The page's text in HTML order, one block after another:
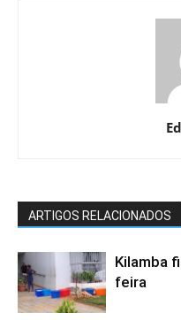
ARTIGOS RELACIONADOS
Kilamba
feira